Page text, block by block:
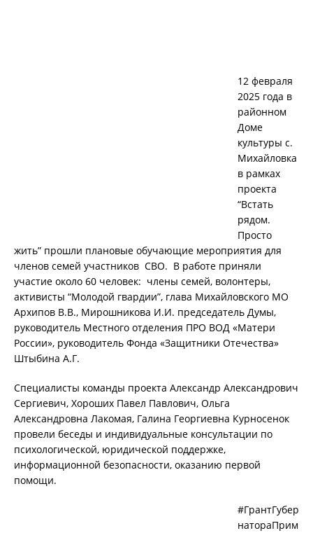
12 февраля
2025 года в
районном
Доме
культуры с.
Михайловка
в рамках
проекта
“Встать
рядом.
Просто
жить” прошли плановые обучающие мероприятия для
членов семей участников СВО. В работе приняли
участие около 60 человек: члены семей, волонтеры,
активисты “Молодой гвардии”, глава Михайловского МО
Архипов В.В., Мирошникова И.И. председатель Думы,
руководитель Местного отделения ПРО ВОД «Матери
России», руководитель Фонда «Защитники Отечества»
Штыбина А.Г.
Специалисты команды проекта Александр Александрович
Сергиевич, Хороших Павел Павлович, Ольга
Александровна Лакомая, Галина Георгиевна Курносенок
провели беседы и индивидуальные консультации по
психологической, юридической поддержке,
информационной безопасности, оказанию первой
помощи.
#ГрантГубер
натораПрим